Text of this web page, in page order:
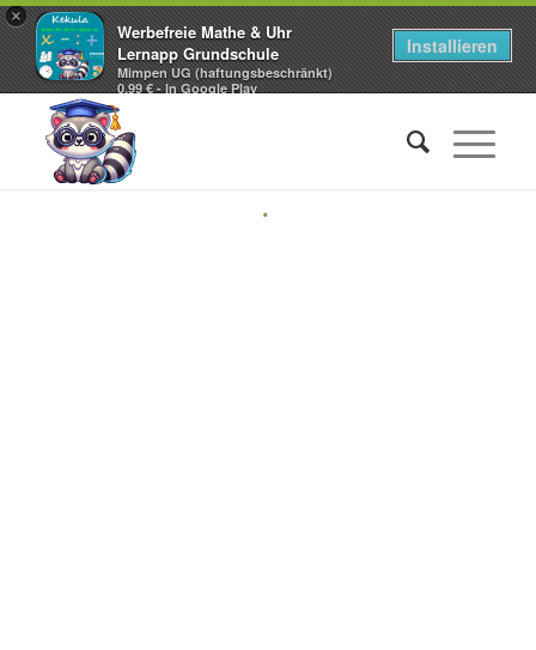
×
Werbefreie Mathe & Uhr
Lernapp Grundschule
Mimpen UG (haftungsbeschränkt)
0,99 € - In Google Play
Installieren